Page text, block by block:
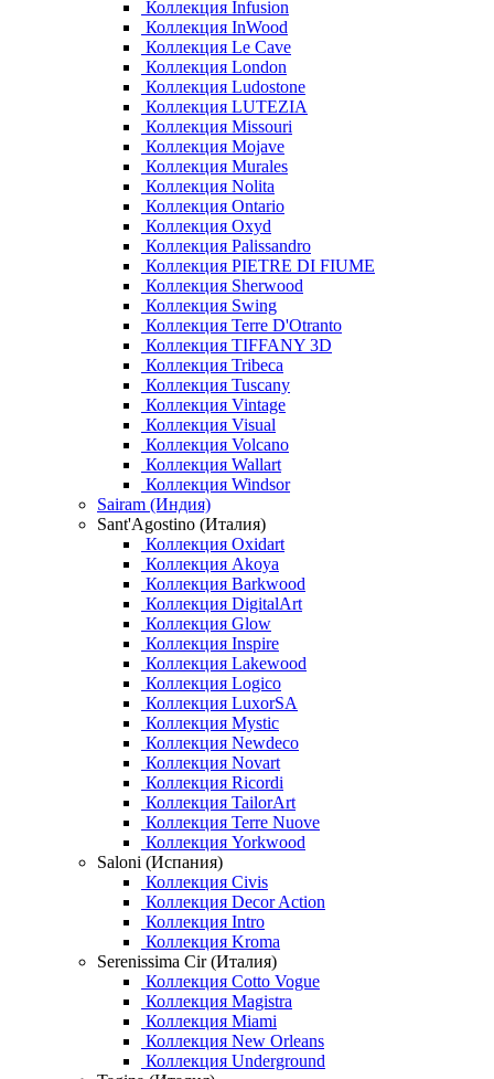
Коллекция Infusion
Коллекция InWood
Коллекция Le Cave
Коллекция London
Коллекция Ludostone
Коллекция LUTEZIA
Коллекция Missouri
Коллекция Mojave
Коллекция Murales
Коллекция Nolita
Коллекция Ontario
Коллекция Oxyd
Коллекция Palissandro
Коллекция PIETRE DI FIUME
Коллекция Sherwood
Коллекция Swing
Коллекция Terre D'Otranto
Коллекция TIFFANY 3D
Коллекция Tribeca
Коллекция Tuscany
Коллекция Vintage
Коллекция Visual
Коллекция Volcano
Коллекция Wallart
Коллекция Windsor
Sairam (Индия)
Sant'Agostino (Италия)
Коллекция Oxidart
Коллекция Akoya
Коллекция Barkwood
Коллекция DigitalArt
Коллекция Glow
Коллекция Inspire
Коллекция Lakewood
Коллекция Logico
Коллекция LuxorSA
Коллекция Mystic
Коллекция Newdeco
Коллекция Novart
Коллекция Ricordi
Коллекция TailorArt
Коллекция Terre Nuove
Коллекция Yorkwood
Saloni (Испания)
Коллекция Civis
Коллекция Decor Action
Коллекция Intro
Коллекция Kroma
Serenissima Cir (Италия)
Коллекция Cotto Vogue
Коллекция Magistra
Коллекция Miami
Коллекция New Orleans
Коллекция Underground